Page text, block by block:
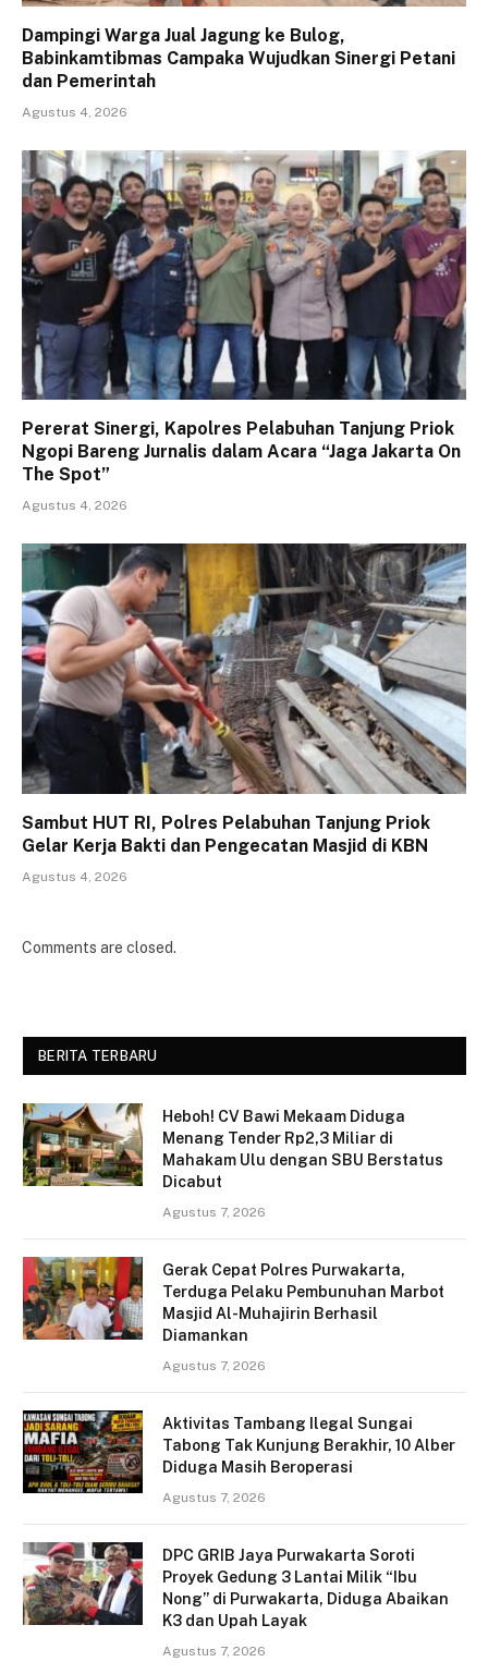
Dampingi Warga Jual Jagung ke Bulog,
Babinkamtibmas Campaka Wujudkan Sinergi Petani
dan Pemerintah
Agustus 4, 2026
Pererat Sinergi, Kapolres Pelabuhan Tanjung Priok
Ngopi Bareng Jurnalis dalam Acara “Jaga Jakarta On
The Spot”
Agustus 4, 2026
Sambut HUT RI, Polres Pelabuhan Tanjung Priok
Gelar Kerja Bakti dan Pengecatan Masjid di KBN
Agustus 4, 2026
Comments are closed.
BERITA TERBARU
Heboh! CV Bawi Mekaam Diduga
Menang Tender Rp2,3 Miliar di
Mahakam Ulu dengan SBU Berstatus
Dicabut
Agustus 7, 2026
Gerak Cepat Polres Purwakarta,
Terduga Pelaku Pembunuhan Marbot
Masjid Al-Muhajirin Berhasil
Diamankan
Agustus 7, 2026
Aktivitas Tambang Ilegal Sungai
Tabong Tak Kunjung Berakhir, 10 Alber
Diduga Masih Beroperasi
Agustus 7, 2026
DPC GRIB Jaya Purwakarta Soroti
Proyek Gedung 3 Lantai Milik “Ibu
Nong” di Purwakarta, Diduga Abaikan
K3 dan Upah Layak
Agustus 7, 2026